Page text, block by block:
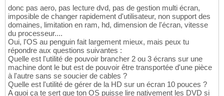
donc pas aero, pas lecture dvd, pas de gestion multi écran,
imposible de changer rapidement d'utilisateur, non support des
domaines, limitation en ram, hd, dimension de l'écran, vitesse
du processeur....
Oui, l'OS au penguin fait largement mieux, mais peux tu
répondre aux questions suivantes :
Quelle est l'utilité de pouvoir brancher 2 ou 3 écrans sur une
machine dont le but est de pouvoir être transportée d'une pièce
à l'autre sans se soucier de cables ?
Quelle est l'utilité de gérer de la HD sur un écran 10 pouces ?
A quoi ça te sert que ton OS puisse lire nativement les DVD si